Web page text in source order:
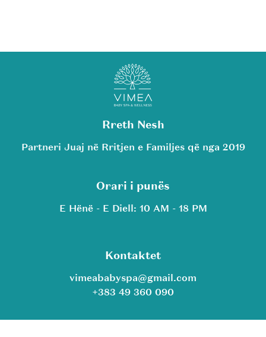
Rreth Nesh
Partneri Juaj në Rritjen e Familjes që nga 2019
Orari i punës
E Hënë - E Diell: 10 AM - 18 PM
Kontaktet
vimeababyspa@gmail.com
+383 49 360 090